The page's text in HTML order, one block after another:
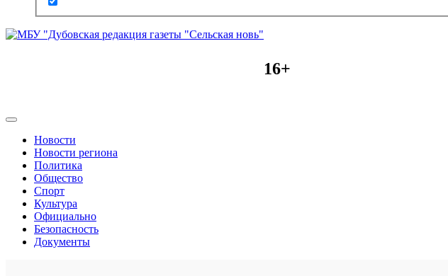
16+
Новости
Новости региона
Политика
Общество
Спорт
Культура
Официально
Безопасность
Документы